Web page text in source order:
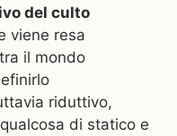
del culto
viene resa
il mondo
riduttivo,
di statico e